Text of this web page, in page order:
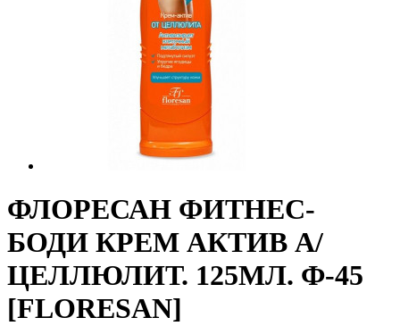
ФЛОРЕСАН ФИТНЕС-
БОДИ КРЕМ АКТИВ А/
ЦЕЛЛЮЛИТ. 125МЛ. Ф-45
[FLORESAN]